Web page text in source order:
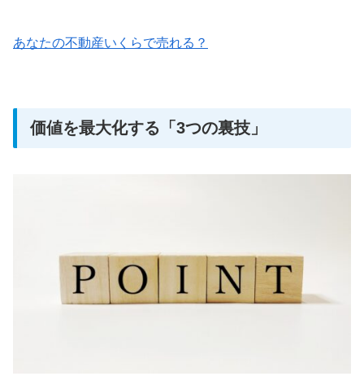
あなたの不動産いくらで売れる？
価値を最大化する「3つの裏技」